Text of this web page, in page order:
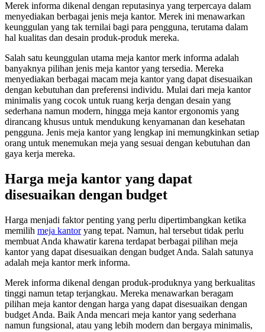
Merek informa dikenal dengan reputasinya yang terpercaya dalam
menyediakan berbagai jenis meja kantor. Merek ini menawarkan
keunggulan yang tak ternilai bagi para pengguna, terutama dalam
hal kualitas dan desain produk-produk mereka.
Salah satu keunggulan utama meja kantor merk informa adalah
banyaknya pilihan jenis meja kantor yang tersedia. Mereka
menyediakan berbagai macam meja kantor yang dapat disesuaikan
dengan kebutuhan dan preferensi individu. Mulai dari meja kantor
minimalis yang cocok untuk ruang kerja dengan desain yang
sederhana namun modern, hingga meja kantor ergonomis yang
dirancang khusus untuk mendukung kenyamanan dan kesehatan
pengguna. Jenis meja kantor yang lengkap ini memungkinkan setiap
orang untuk menemukan meja yang sesuai dengan kebutuhan dan
gaya kerja mereka.
Harga meja kantor yang dapat
disesuaikan dengan budget
Harga menjadi faktor penting yang perlu dipertimbangkan ketika
memilih meja kantoryang tepat. Namun, hal tersebut tidak perlu
membuat Anda khawatir karena terdapat berbagai pilihan meja
kantor yang dapat disesuaikan dengan budget Anda. Salah satunya
adalah meja kantor merk informa.
Merek informa dikenal dengan produk-produknya yang berkualitas
tinggi namun tetap terjangkau. Mereka menawarkan beragam
pilihan meja kantor dengan harga yang dapat disesuaikan dengan
budget Anda. Baik Anda mencari meja kantor yang sederhana
namun fungsional, atau yang lebih modern dan bergaya minimalis,